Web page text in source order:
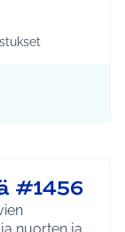
kylät
mukaan:
#1456